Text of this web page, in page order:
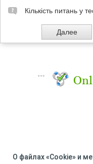
Кількість питань у
О файлах «Cookie» и